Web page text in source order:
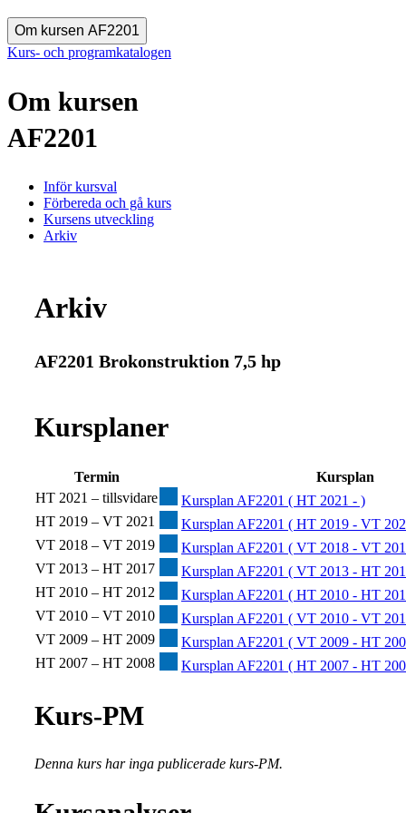
Om kursen AF2201
Kurs- och programkatalogen
Om kursen
AF2201
Inför kursval
Förbereda och gå kurs
Kursens utveckling
Arkiv
Arkiv
AF2201 Brokonstruktion 7,5 hp
Kursplaner
Termin
Kursplan
HT 2021 – tillsvidare
Kursplan AF2201 ( HT 2021 - )
HT 2019 – VT 2021
Kursplan AF2201 ( HT 2019 - VT
VT 2018 – VT 2019
Kursplan AF2201 ( VT 2018 - VT
VT 2013 – HT 2017
Kursplan AF2201 ( VT 2013 - HT
HT 2010 – HT 2012
Kursplan AF2201 ( HT 2010 - HT
VT 2010 – VT 2010
Kursplan AF2201 ( VT 2010 - VT
VT 2009 – HT 2009
Kursplan AF2201 ( VT 2009 - HT
HT 2007 – HT 2008
Kursplan AF2201 ( HT 2007 - HT
Kurs-PM
Denna kurs har inga publicerade kurs-PM.